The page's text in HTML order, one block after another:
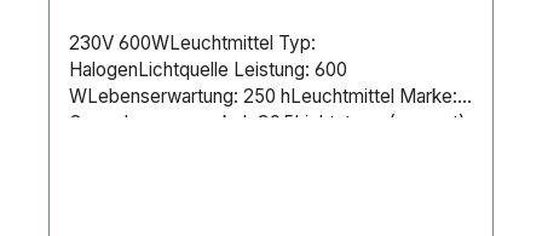
230V 600WLeuchtmittel Typ:
HalogenLichtquelle Leistung: 600
WLebenserwartung: 250 hLeuchtmittel Marke:
OsramLampensockel: G9.5Lichtstrom (gesamt):